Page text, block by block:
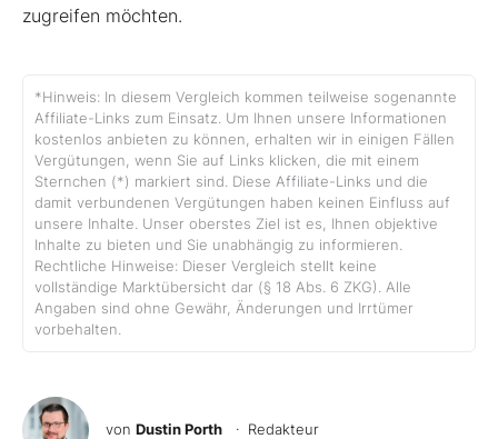
zugreifen möchten.
*Hinweis: In diesem Vergleich kommen teilweise sogenannte
Affiliate-Links zum Einsatz. Um Ihnen unsere Informationen
kostenlos anbieten zu können, erhalten wir in einigen Fällen
Vergütungen, wenn Sie auf Links klicken, die mit einem
Sternchen (*) markiert sind. Diese Affiliate-Links und die
damit verbundenen Vergütungen haben keinen Einfluss auf
unsere Inhalte. Unser oberstes Ziel ist es, Ihnen objektive
Inhalte zu bieten und Sie unabhängig zu informieren.
Rechtliche Hinweise: Dieser Vergleich stellt keine
vollständige Marktübersicht dar (§ 18 Abs. 6 ZKG). Alle
Angaben sind ohne Gewähr, Änderungen und Irrtümer
vorbehalten.
von Dustin Porth · Redakteur